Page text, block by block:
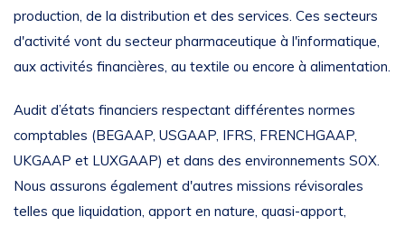
production, de la distribution et des services. Ces secteurs
d'activité vont du secteur pharmaceutique à l'informatique,
aux activités financières, au textile ou encore à alimentation.
Audit d’états financiers respectant différentes normes
comptables (BEGAAP, USGAAP, IFRS, FRENCHGAAP,
UKGAAP et LUXGAAP) et dans des environnements SOX.
Nous assurons également d'autres missions révisorales
telles que liquidation, apport en nature, quasi-apport,